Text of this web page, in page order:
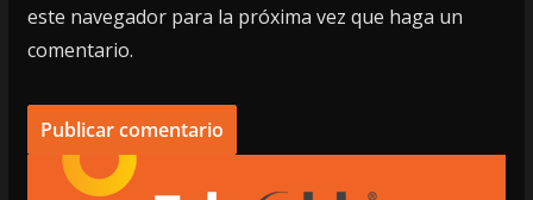
este navegador para la próxima vez que haga un
comentario.